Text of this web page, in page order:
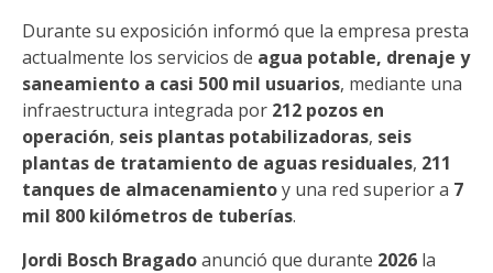
Durante su exposición informó que la empresa presta
actualmente los servicios de agua potable, drenaje y
saneamiento a casi 500 mil usuarios, mediante una
infraestructura integrada por 212 pozos en
operación, seis plantas potabilizadoras, seis
plantas de tratamiento de aguas residuales, 211
tanques de almacenamientoy una red superior a 7
mil 800 kilómetros de tuberías.
Jordi Bosch Bragadoanunció que durante 2026 la